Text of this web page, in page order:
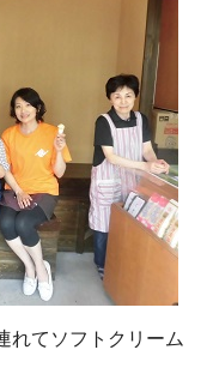
れてソフトクリーム